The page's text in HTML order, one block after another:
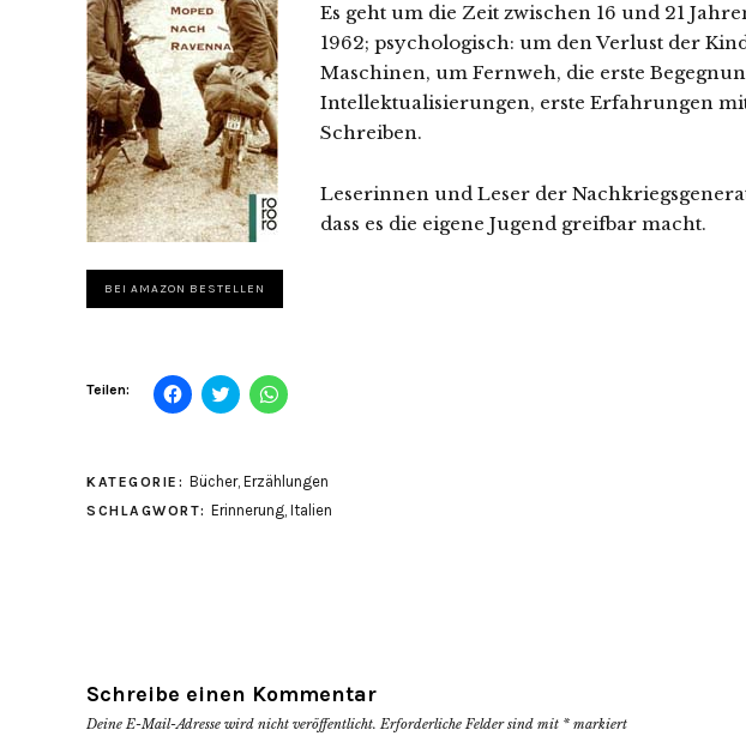
Es geht um die Zeit zwischen 16 und 21
1962; psychologisch: um den Verlust der
Maschinen, um Fernweh, die erste
Intellektualisierungen, erste Erfahrungen
Schreiben.
Leserinnen und Leser der
dass es die eigene Jugend greifbar macht.
BEI AMAZON BESTELLEN
Teilen: Klick,
um
(Wird
neuem
Klick,
um
(Wird
neuem
Klicken,
um
(Wird
in
neuem
KATEGORIE: Bücher, Erzählungen
SCHLAGWORT: Erinnerung, Italien
Schreibe einen Kommentar
Deine E-Mail-Adresse wird nicht veröffentlicht. Erforderliche Felder sind mit * markiert